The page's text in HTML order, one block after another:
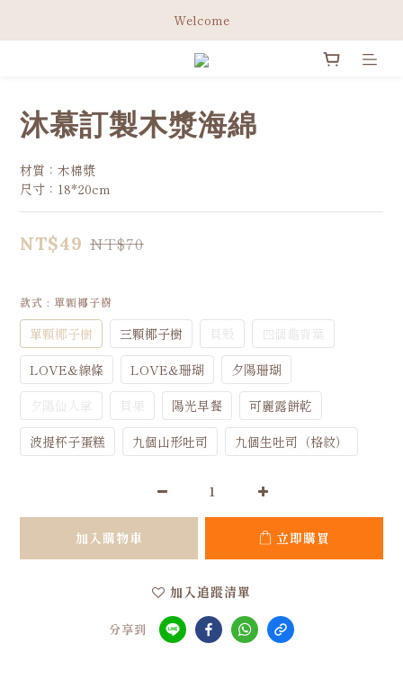
綁定Line官方會員 立即領取免運券✨
Welcome
綁定Line官方會員 立即領取免運券✨
沐慕訂製木漿海綿
材質：木棉漿
尺寸：18*20cm
NT$49 NT$70
款式 : 單顆椰子樹
單顆椰子樹 三顆椰子樹 貝殼
四個龜背葉
LOVE&線條
LOVE&珊瑚
夕陽珊瑚
夕陽仙人掌
貝果 陽光早餐
可麗露餅乾
波提杯子蛋糕
九個山形吐司 九個生吐司（格紋）
加入購物車 立即購買
加入追蹤清單
分享到